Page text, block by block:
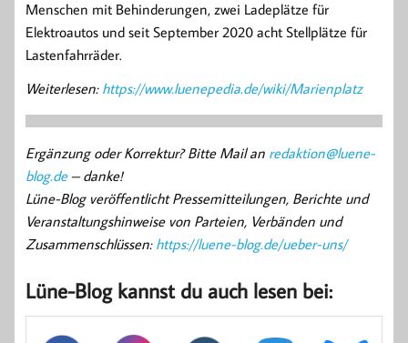
Menschen mit Behinderungen, zwei Ladeplätze für
Elektroautos und seit September 2020 acht Stellplätze für
Lastenfahrräder.
Weiterlesen: https://www.luenepedia.de/wiki/Marienplatz
Ergänzung oder Korrektur? Bitte Mail an redaktion@luene-
blog.de– danke!
Lüne-Blog veröffentlicht Pressemitteilungen, Berichte und
Veranstaltungshinweise von Parteien, Verbänden und
Zusammenschlüssen: https://luene-blog.de/ueber-uns/
Lüne-Blog kannst du auch lesen bei: